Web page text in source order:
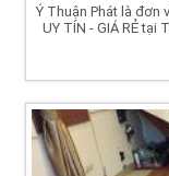
Ý Thuận Phát là đơn
UY TÍN - GIÁ RẺ tại